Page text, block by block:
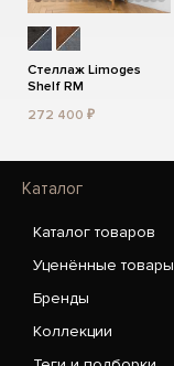
Стеллаж Limoges
Shelf RM
272 400 ₽
Каталог
Каталог товаров
Уценённые товары
Бренды
Коллекции